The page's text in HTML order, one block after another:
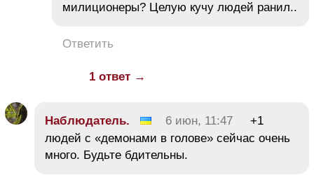
милиционеры? Целую кучу людей ранил..
Ответить
1 ответ →
Наблюдатель. 6 июн, 11:47
+1
людей с «демонами в голове» сейчас очень
много. Будьте бдительны.